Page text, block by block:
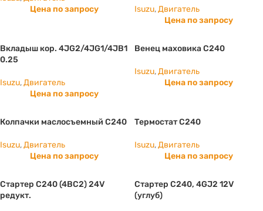
Цена по запросу
Isuzu,Двигатель
Цена по запросу
Вкладыш кор. 4JG2/4JG1/4JB1
0.25
Isuzu,Двигатель
Цена по запросу
Венец маховика С240
Isuzu,Двигатель
Цена по запросу
Колпачки маслосъемный С240
Isuzu,Двигатель
Цена по запросу
Термостат С240
Isuzu,Двигатель
Цена по запросу
Стартер C240 (4BC2) 24V
редукт.
Стартер С240, 4GJ2 12V
(углуб)